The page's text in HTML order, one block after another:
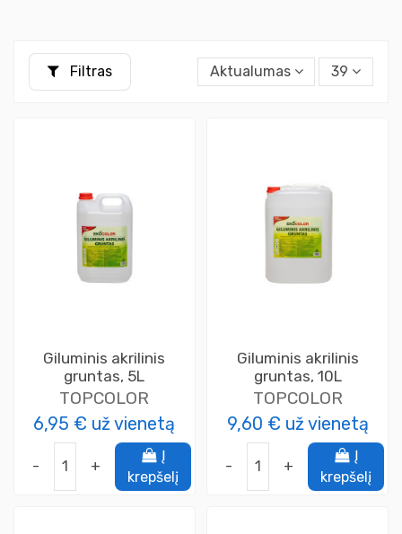
Filtras Aktualumas 39
Giluminis akrilinis
gruntas, 5L
TOPCOLOR
6,95 € už vienetą
- +
Į
krepšelį
Giluminis akrilinis
gruntas, 10L
TOPCOLOR
9,60 € už vienetą
- +
Į
krepšelį